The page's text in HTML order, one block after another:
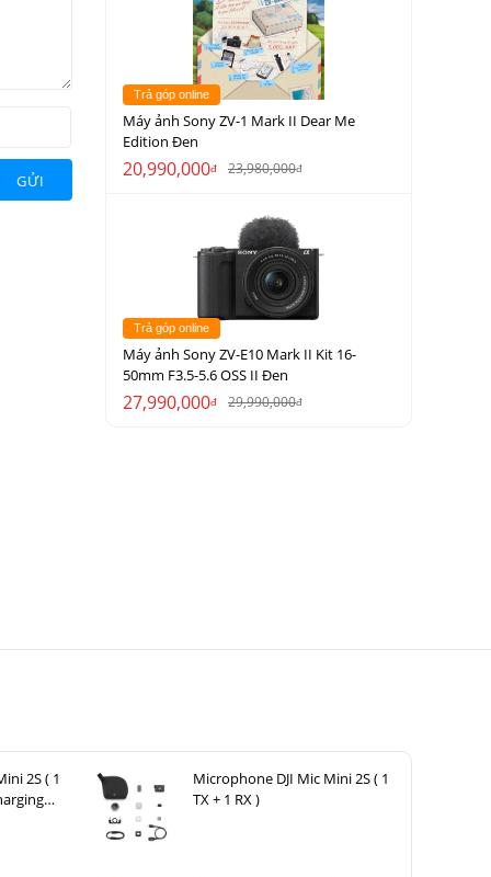
GỬI
Trả góp online
Máy ảnh Sony ZV-1 Mark II Dear Me
Edition Đen
20,990,000đ 23,980,000đ
Trả góp online
Máy ảnh Sony ZV-E10 Mark II Kit 16-
50mm F3.5-5.6 OSS II Đen
27,990,000đ 29,990,000đ
2S ( 1
Microphone DJI Mic Mini 2S ( 1
TX + 1 RX )